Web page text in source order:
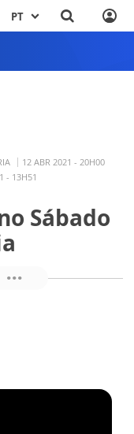
PT
12 ABR 2021 - 20H00
- 13H51
Sábado